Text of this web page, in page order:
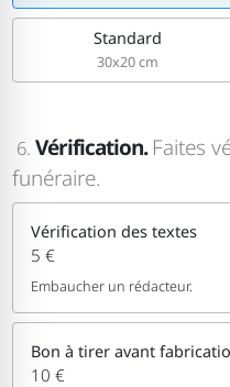
Standard
30x20 cm
6. Vérification. Faites
funéraire.
Vérification des textes
5 €
Embaucher un rédacteur.
Bon à tirer avant
10 €